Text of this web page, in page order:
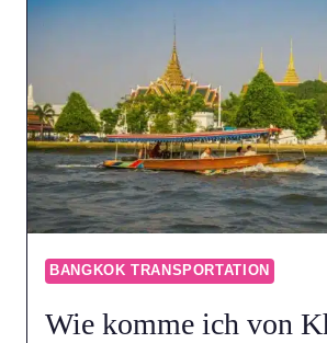
DIE
GRÖSSTE B
UDDHA-S
TATUE D
ER S
TADT
BANGKOK TRANSPORTATION
Wie komme ich von